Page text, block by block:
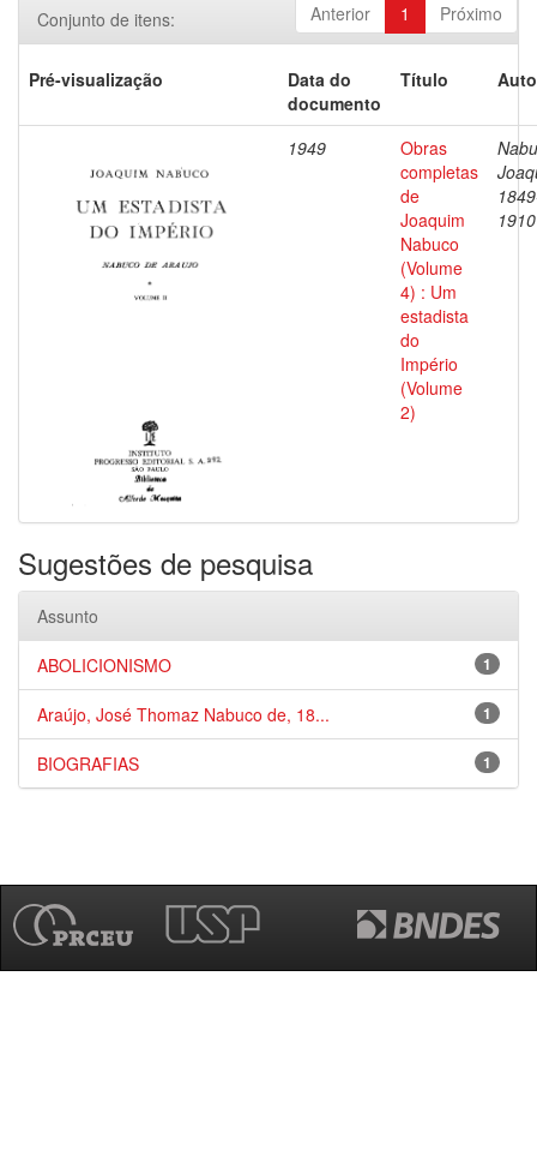
Anterior 1 Próximo
Conjunto de itens:
Pré-visualização
Data do
documento
Título
1949
Obras
completas
de
Joaquim
Nabuco
(Volume
4) : Um
estadista
do
Império
(Volume
2)
1910
Sugestões de pesquisa
Assunto
1
ABOLICIONISMO
1
Araújo, José Thomaz Nabuco de, 18...
1
BIOGRAFIAS